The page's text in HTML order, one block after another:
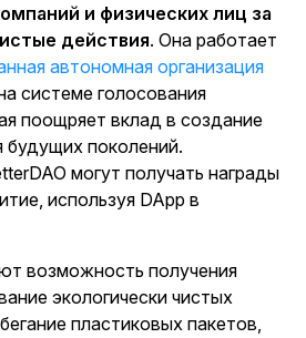
и физических лиц за
действия. Она работает
автономная организация
системе голосования
поощряет вклад в создание
будущих поколений.
могут получать награды
используя DApp в
возможность получения
экологически чистых
пластиковых пакетов,